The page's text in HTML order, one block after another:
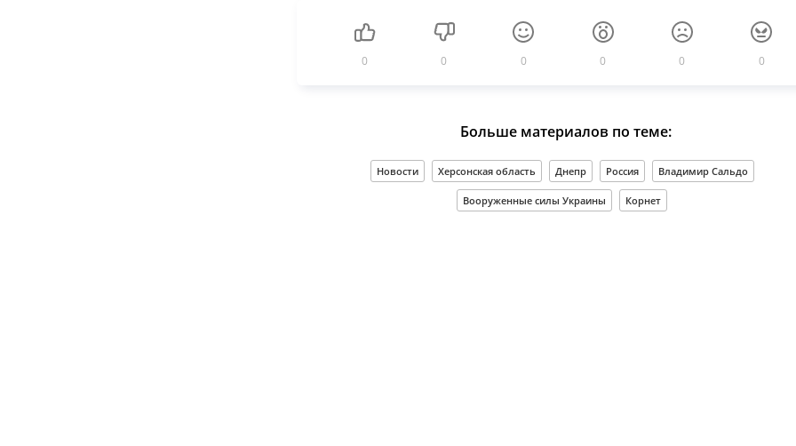
0 0 0 0 0 0
Больше материалов по теме:
Новости Херсонская область Днепр Россия Владимир Сальдо
Вооруженные силы Украины Корнет